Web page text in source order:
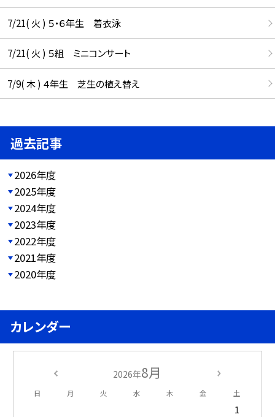
7/21( 火 ) ５・６年生 着衣泳
7/21( 火 ) ５組 ミニコンサート
7/9( 木 ) ４年生 芝生の植え替え
過去記事
2026年度
2025年度
2024年度
2023年度
2022年度
2021年度
2020年度
カレンダー
2026年8月
日 月 火 水 木 金 土
1